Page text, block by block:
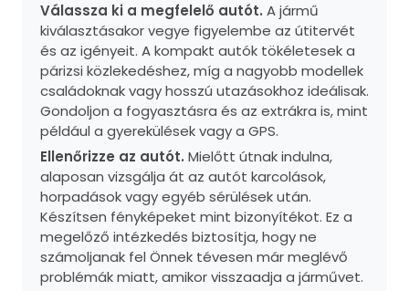
Válassza ki a megfelelő autót. A jármű
kiválasztásakor vegye figyelembe az útitervét
és az igényeit. A kompakt autók tökéletesek a
párizsi közlekedéshez, míg a nagyobb modellek
családoknak vagy hosszú utazásokhoz ideálisak.
Gondoljon a fogyasztásra és az extrákra is, mint
például a gyerekülések vagy a GPS.
Ellenőrizze az autót. Mielőtt útnak indulna,
alaposan vizsgálja át az autót karcolások,
horpadások vagy egyéb sérülések után.
Készítsen fényképeket mint bizonyítékot. Ez a
megelőző intézkedés biztosítja, hogy ne
számoljanak fel Önnek tévesen már meglévő
problémák miatt, amikor visszaadja a járművet.